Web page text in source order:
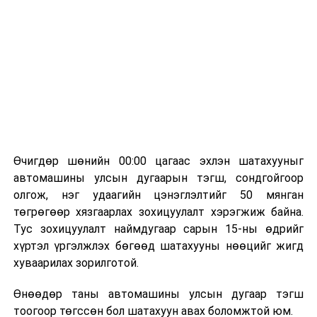
Нөөцийн махыг цахим системд бүртгэснээр мах
бэлтгэлийн явц, нөөцийн үлдэгдэл ил тод болно. Мөн
хөнгөлөлттэй зээлийг зориулалтын бусаар ашиглах
явдлыг таслан зогсоох, хүртээмжийг нэмэгдүүлэх,
өрсөлдөөнийг бий болгох боломжтой гэж үзжээ.
малчид системээр дамжуулан бүтээгдэхүүнээ
эцсийн хэрэглэгчид борлуулах боломж бүрдэх юм.
Өчигдөр шөнийн 00:00 цагаас эхлэн шатахууныг
автомашины улсын дугаарын тэгш, сондгойгоор
олгож, нэг удаагийн цэнэглэлтийг 50 мянган
төгрөгөөр хязгаарлах зохицуулалт хэрэгжиж байна.
Тус зохицуулалт наймдугаар сарын 15-ны өдрийг
хүртэл үргэлжлэх бөгөөд шатахууны нөөцийг жигд
хуваарилах зорилготой.
Өнөөдөр таны автомашины улсын дугаар тэгш
тоогоор төгссөн бол шатахуун авах боломжтой юм.